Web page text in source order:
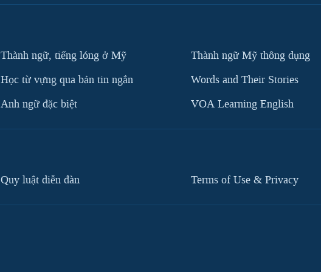
Thành ngữ, tiếng lóng ở Mỹ
Học từ vựng qua bản tin ngắn
Anh ngữ đặc biệt
Thành ngữ Mỹ thông dụng
Words and Their Stories
VOA Learning English
Quy luật diễn đàn Terms of Use & Privacy